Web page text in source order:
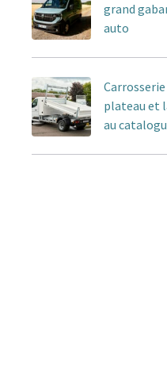
grand
auto
plateau et
au